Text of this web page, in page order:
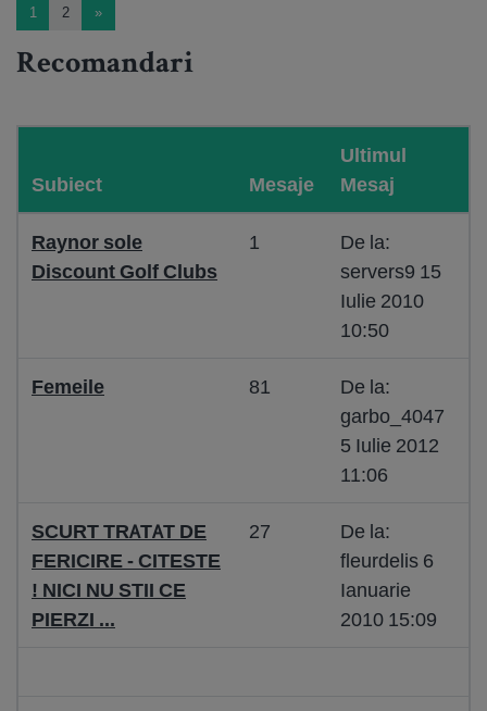
1 2 »
Recomandari
Subiect Mesaje
Ultimul
Mesaj
Raynor sole
Discount Golf Clubs
1
De la:
servers9 15
Iulie 2010
10:50
Femeile 81
De la:
garbo_4047
5 Iulie 2012
11:06
SCURT TRATAT DE
FERICIRE - CITESTE
! NICI NU STII CE
PIERZI ...
27
De la:
fleurdelis 6
Ianuarie
2010 15:09